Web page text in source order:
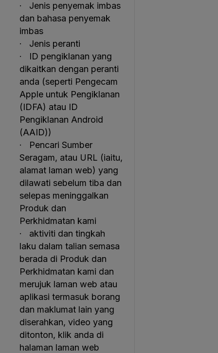
· Jenis penyemak imbas
dan bahasa penyemak
imbas
· Jenis peranti
· ID pengiklanan yang
dikaitkan dengan peranti
anda (seperti Pengecam
Apple untuk Pengiklanan
(IDFA) atau ID
Pengiklanan Android
(AAID))
· Pencari Sumber
Seragam, atau URL (iaitu,
alamat laman web) yang
dilawati sebelum tiba dan
selepas meninggalkan
Produk dan
Perkhidmatan kami
· aktiviti dan tingkah
laku dalam talian semasa
berada di Produk dan
Perkhidmatan kami dan
merujuk laman web atau
aplikasi termasuk borang
dan maklumat lain yang
diserahkan, video yang
ditonton, klik anda di
halaman laman web